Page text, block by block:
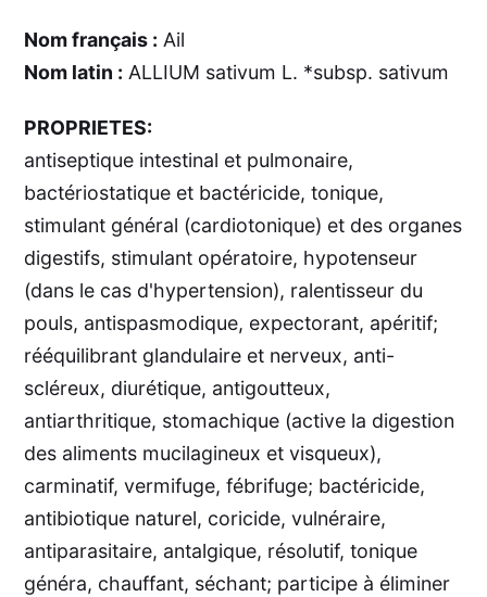
Nom français : Ail
Nom latin : ALLIUM sativum L. *subsp. sativum
PROPRIETES:
antiseptique intestinal et pulmonaire,
bactériostatique et bactéricide, tonique,
stimulant général (cardiotonique) et des organes
digestifs, stimulant opératoire, hypotenseur
(dans le cas d'hypertension), ralentisseur du
pouls, antispasmodique, expectorant, apéritif;
rééquilibrant glandulaire et nerveux, anti-
scléreux, diurétique, antigoutteux,
antiarthritique, stomachique (active la digestion
des aliments mucilagineux et visqueux),
carminatif, vermifuge, fébrifuge; bactéricide,
antibiotique naturel, coricide, vulnéraire,
antiparasitaire, antalgique, résolutif, tonique
généra, chauffant, séchant; participe à éliminer